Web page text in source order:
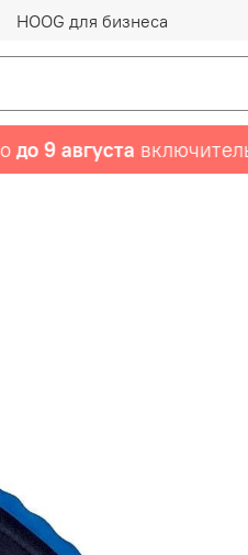
HOOG для бизнеса
9 августавключительно